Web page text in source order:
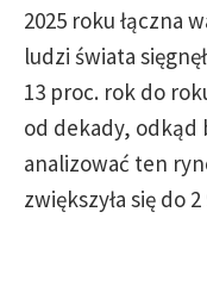
2025 roku łączna
ludzi świata
13 proc. rok do
od dekady, odkąd
analizować ten
zwiększyła się do